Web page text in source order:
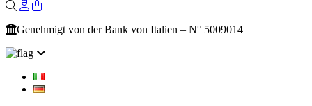
Genehmigt von der Bank von Italien – N° 5009014